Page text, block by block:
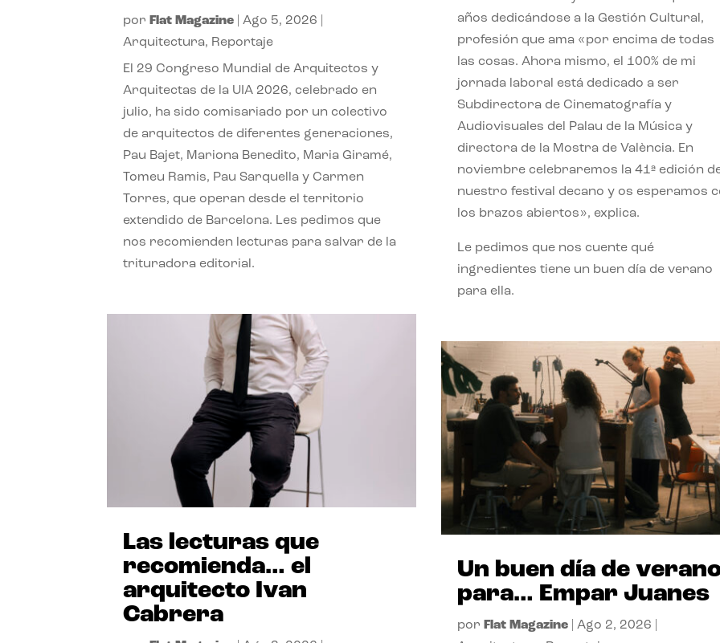
por Flat Magazine |Ago 5, 2026
Arquitectura, Reportaje
El 29 Congreso Mundial de Arquitectos y
Arquitectas de la UIA 2026, celebrado en
julio, ha sido comisariado por un colectivo
de arquitectos de diferentes generaciones,
Pau Bajet, Mariona Benedito, Maria Giramé,
Tomeu Ramis, Pau Sarquella y Carmen
Torres, que operan desde el territorio
extendido de Barcelona. Les pedimos que
nos recomienden lecturas para salvar de la
trituradora editorial.
Las lecturas que
recomienda… el
arquitecto Ivan
Cabrera
años dedicándose a la Gestión Cultural,
profesión que ama «por encima de todas
las cosas. Ahora mismo, el 100% de mi
jornada laboral está dedicado a ser
Subdirectora de Cinematografía y
Audiovisuales del Palau de la Música y
directora de la Mostra de València. En
noviembre celebraremos la 41ª edición
nuestro festival decano y os esperamos
los brazos abiertos», explica.
Le pedimos que nos cuente qué
ingredientes tiene un buen día de verano
para ella.
Un buen día de
para… Empar Juanes
por Flat Magazine| Ago 2, 2026